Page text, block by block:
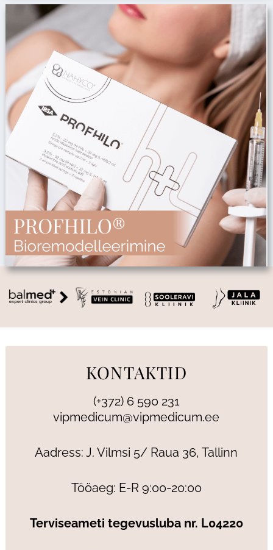
KONTAKTID
(+372) 6 590 231
vipmedicum@vipmedicum.ee
Aadress: J. Vilmsi 5/ Raua 36, Tallinn
Tööaeg: E-R 9:00-20:00
Terviseameti tegevusluba nr. L04220